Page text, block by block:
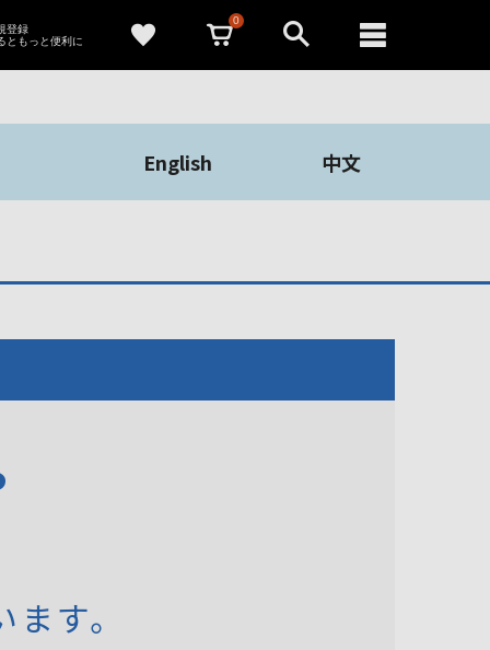
登録
ともっと便利に
0
English 中文
す。